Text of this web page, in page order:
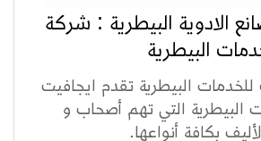
الادوية البيطرية : شركة
البيطرية
البيطرية تقدم ايجافيت
البيطرية التي تهم أصحاب و
بكافة أنواعها.